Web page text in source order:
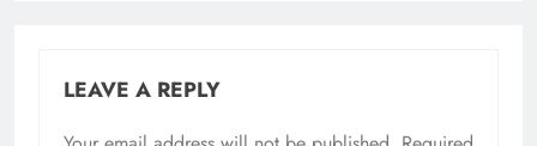
LEAVE A REPLY